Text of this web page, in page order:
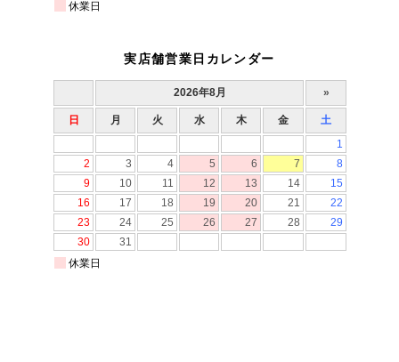
実店舗営業日カレンダー